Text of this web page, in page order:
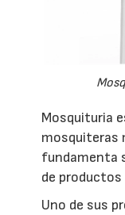
Mosquituria
mosquiteras
fundamenta
de productos
Uno de sus